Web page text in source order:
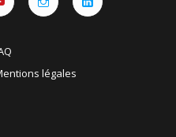
légales